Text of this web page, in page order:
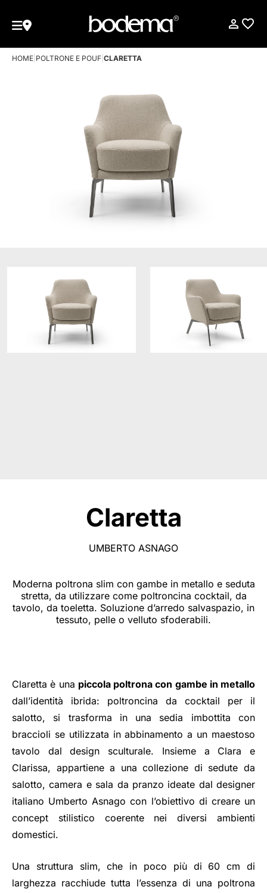
HOME POLTRONE E POUF CLARETTA
Claretta
UMBERTO ASNAGO
Moderna poltrona slim con gambe in metallo e seduta
stretta, da utilizzare come poltroncina cocktail, da
tavolo, da toeletta. Soluzione d’arredo salvaspazio, in
tessuto, pelle o velluto sfoderabili.
Claretta è una piccola poltrona con gambe in metallo
dall’identità ibrida: poltroncina da cocktail per il
salotto, si trasforma in una sedia imbottita con
braccioli se utilizzata in abbinamento a un maestoso
tavolo dal design sculturale. Insieme a Clara e
Clarissa, appartiene a una collezione di sedute da
salotto, camera e sala da pranzo ideate dal designer
italiano Umberto Asnago con l’obiettivo di creare un
concept stilistico coerente nei diversi ambienti
domestici.
Una struttura slim, che in poco più di 60 cm di
larghezza racchiude tutta l’essenza di una poltrona